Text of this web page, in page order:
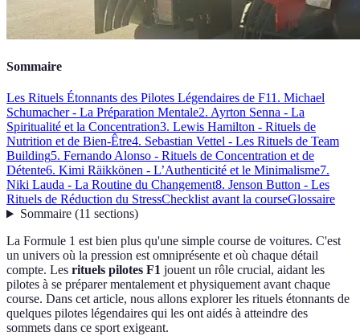
Sommaire
Les Rituels Étonnants des Pilotes Légendaires de F11. Michael
Schumacher - La Préparation Mentale2. Ayrton Senna - La
Spiritualité et la Concentration3. Lewis Hamilton - Rituels de
Nutrition et de Bien-Être4. Sebastian Vettel - Les Rituels de Team
Building5. Fernando Alonso - Rituels de Concentration et de
Détente6. Kimi Räikkönen - L’Authenticité et le Minimalisme7.
Niki Lauda - La Routine du Changement8. Jenson Button - Les
Rituels de Réduction du StressChecklist avant la courseGlossaire
Sommaire(11 sections)
La Formule 1 est bien plus qu'une simple course de voitures. C'est
un univers où la pression est omniprésente et où chaque détail
compte. Les rituels pilotes F1 jouent un rôle crucial, aidant les
pilotes à se préparer mentalement et physiquement avant chaque
course. Dans cet article, nous allons explorer les rituels étonnants de
quelques pilotes légendaires qui les ont aidés à atteindre des
sommets dans ce sport exigeant.